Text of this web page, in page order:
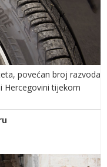
povećan broj razvoda
Hercegovini tijekom